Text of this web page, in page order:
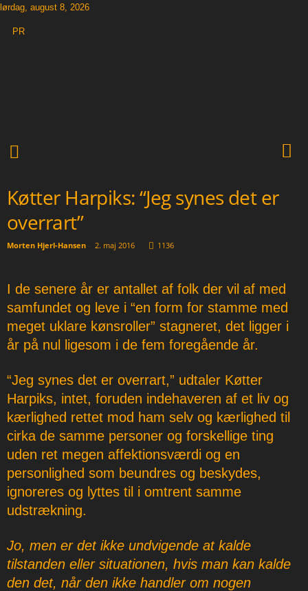
lørdag, august 8, 2026
PR
Køtter Harpiks: “Jeg synes det er
overrart”
Morten Hjerl-Hansen - 2. maj 2016 1136
I de senere år er antallet af folk der vil af med
samfundet og leve i “en form for stamme med
meget uklare kønsroller” stagneret, det ligger i
år på nul ligesom i de fem foregående år.
“Jeg synes det er overrart,” udtaler Køtter
Harpiks, intet, foruden indehaveren af et liv og
kærlighed rettet mod ham selv og kærlighed til
cirka de samme personer og forskellige ting
uden ret megen affektionsværdi og en
personlighed som beundres og beskydes,
ignoreres og lyttes til i omtrent samme
udstrækning.
Jo, men er det ikke undvigende at kalde
tilstanden eller situationen, hvis man kan kalde
den det, når den ikke handler om nogen